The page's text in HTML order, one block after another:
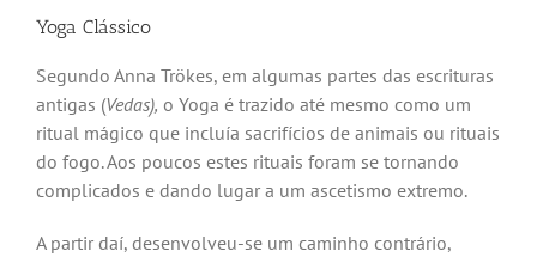
Yoga Clássico
Segundo Anna Trökes, em algumas partes das escrituras
antigas (Vedas), o Yoga é trazido até mesmo como um
ritual mágico que incluía sacrifícios de animais ou rituais
do fogo. Aos poucos estes rituais foram se tornando
complicados e dando lugar a um ascetismo extremo.
A partir daí, desenvolveu-se um caminho contrário,